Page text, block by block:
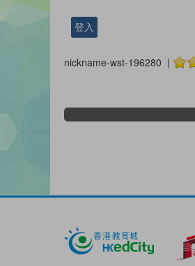
登入
nickname-wst-196280 |